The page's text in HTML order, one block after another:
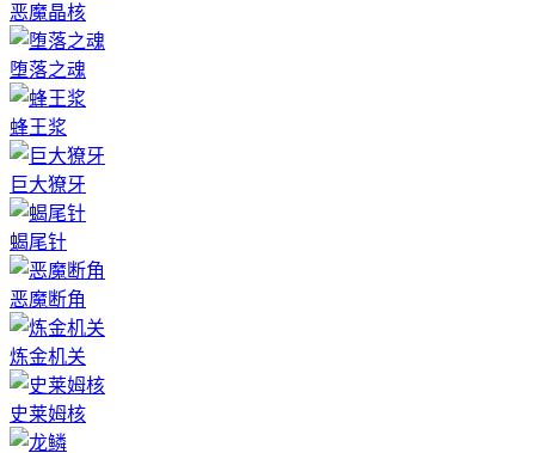
恶魔晶核
堕落之魂
蜂王浆
巨大獠牙
蝎尾针
恶魔断角
炼金机关
史莱姆核